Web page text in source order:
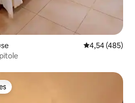
4,54 de uma
4,54 (485)